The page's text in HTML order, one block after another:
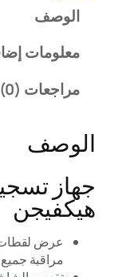
الوصف
معلومات
مراجعات (0)
الوصف
جهاز
هيكفيجن
عرض لقطات
مراقبة